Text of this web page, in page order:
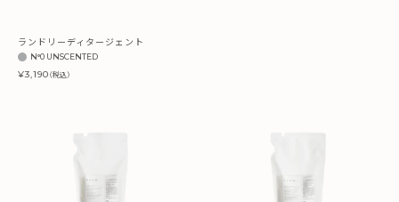
ランドリーディタージェント
N°0 UNSCENTED
¥3,190（税込）